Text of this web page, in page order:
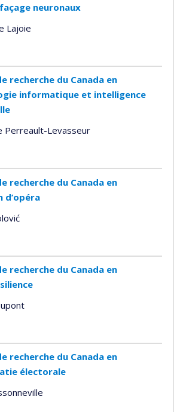
neuronaux
Lajoie
recherche du Canada en
informatique et intelligence
Perreault-Levasseur
recherche du Canada en
d’opéra
recherche du Canada en
recherche du Canada en
électorale